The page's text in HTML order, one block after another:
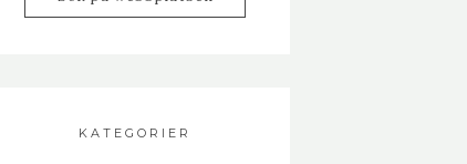
KATEGORIER